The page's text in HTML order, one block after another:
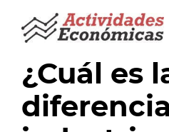
Saltar
¿Cuál es